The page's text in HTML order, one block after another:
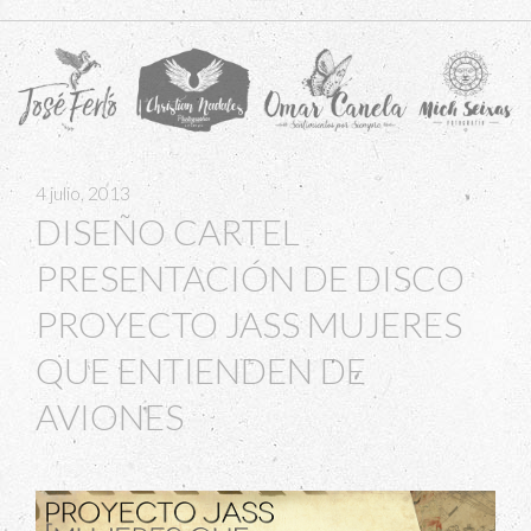
navigation
4 julio, 2013
DISEÑO CARTEL
PRESENTACIÓN DE DISCO
PROYECTO JASS MUJERES
QUE ENTIENDEN DE
AVIONES